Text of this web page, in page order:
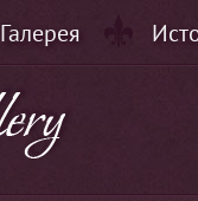
Галерея